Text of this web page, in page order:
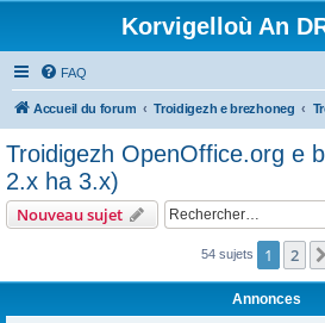
Korvigelloù An
FAQ
Accueil du forum Troidigezh e brezhoneg
Troidigezh OpenOffice.org e
2.x ha 3.x)
Nouveau sujet
54 sujets 1 2
Annonces